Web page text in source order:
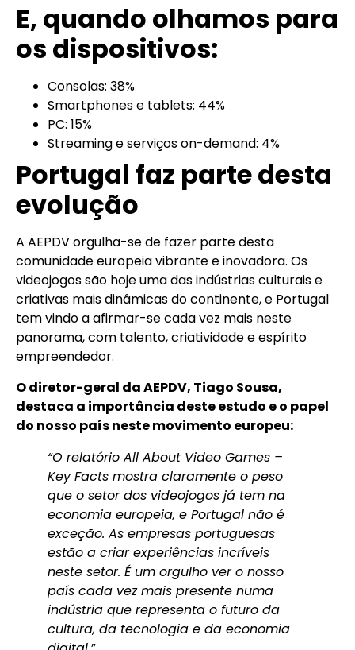
E, quando olhamos para
os dispositivos:
Consolas: 38%
Smartphones e tablets: 44%
PC: 15%
Streaming e serviços on-demand: 4%
Portugal faz parte desta
evolução
A AEPDV orgulha-se de fazer parte desta
comunidade europeia vibrante e inovadora. Os
videojogos são hoje uma das indústrias culturais e
criativas mais dinâmicas do continente, e Portugal
tem vindo a afirmar-se cada vez mais neste
panorama, com talento, criatividade e espírito
empreendedor.
O diretor-geral da AEPDV, Tiago Sousa,
destaca a importância deste estudo e o papel
do nosso país neste movimento europeu:
“O relatório All About Video Games –
Key Facts mostra claramente o peso
que o setor dos videojogos já tem na
economia europeia, e Portugal não é
exceção. As empresas portuguesas
estão a criar experiências incríveis
neste setor. É um orgulho ver o nosso
país cada vez mais presente numa
indústria que representa o futuro da
cultura, da tecnologia e da economia